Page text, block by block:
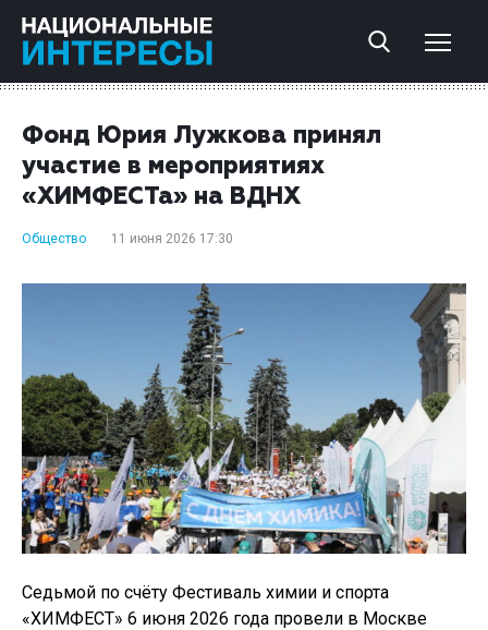
Фонд Юрия Лужкова принял
участие в мероприятиях
«ХИМФЕСТа» на ВДНХ
Общество 11 июня 2026 17:30
Седьмой по счёту Фестиваль химии и спорта
«ХИМФЕСТ» 6 июня 2026 года провели в Москве